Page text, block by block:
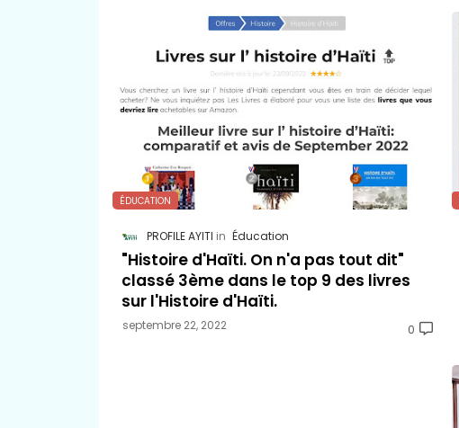
ÉDUCATION
PROFILE AYITI Éducation
"Histoire d'Haïti. On n'a pas tout dit"
classé 3ème dans le top 9 des livres
sur l'Histoire d'Haïti.
septembre 22, 2022 0